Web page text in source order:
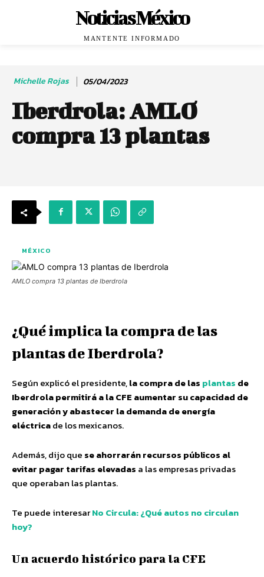
Noticias México
MANTENTE INFORMADO
Michelle Rojas 05/04/2023
Iberdrola: AMLO
compra 13 plantas
MÉXICO
AMLO compra 13 plantas de Iberdrola
¿Qué implica la compra de las
plantas de Iberdrola?
Según explicó el presidente,la compra de las plantas de
Iberdrola permitirá a la CFE aumentar su capacidad de
generación y abastecer la demanda de energía
eléctricade los mexicanos.
Además, dijo que se ahorrarán recursos públicos al
evitar pagar tarifas elevadas a las empresas privadas
que operaban las plantas.
Te puede interesarNo Circula: ¿Qué autos no circulan
hoy?
Un acuerdo histórico para la CFE